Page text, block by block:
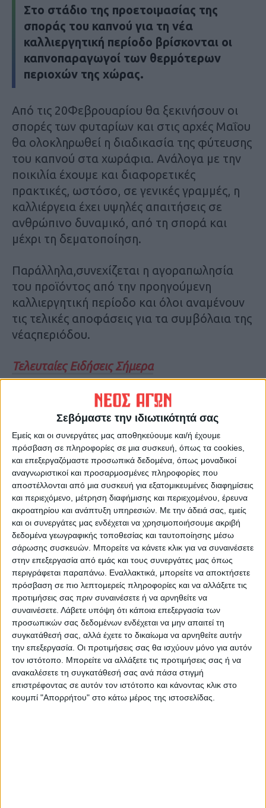
Σεβόμαστε την ιδιωτικότητά σας
Εμείς και οι συνεργάτες μας αποθηκεύουμε και/ή έχουμε
πρόσβαση σε πληροφορίες σε μια συσκευή, όπως τα cookies,
και επεξεργαζόμαστε προσωπικά δεδομένα, όπως μοναδικοί
αναγνωριστικοί και προσαρμοσμένες πληροφορίες που
αποστέλλονται από μια συσκευή για εξατομικευμένες διαφημίσεις
και περιεχόμενο, μέτρηση διαφήμισης και περιεχομένου, έρευνα
ακροατηρίου και ανάπτυξη υπηρεσιών. Με την άδειά σας, εμείς
και οι συνεργάτες μας ενδέχεται να χρησιμοποιήσουμε ακριβή
δεδομένα γεωγραφικής τοποθεσίας και ταυτοποίησης μέσω
σάρωσης συσκευών. Μπορείτε να κάνετε κλικ για να συναινέσετε
στην επεξεργασία από εμάς και τους συνεργάτες μας όπως
περιγράφεται παραπάνω. Εναλλακτικά, μπορείτε να αποκτήσετε
πρόσβαση σε πιο λεπτομερείς πληροφορίες και να αλλάξετε τις
προτιμήσεις σας πριν συναινέσετε ή να αρνηθείτε να
συναινέσετε. Λάβετε υπόψη ότι κάποια επεξεργασία των
προσωπικών σας δεδομένων ενδέχεται να μην απαιτεί τη
συγκατάθεσή σας, αλλά έχετε το δικαίωμα να αρνηθείτε αυτήν
την επεξεργασία. Οι προτιμήσεις σας θα ισχύουν μόνο για αυτόν
τον ιστότοπο. Μπορείτε να αλλάξετε τις προτιμήσεις σας ή να
ανακαλέσετε τη συγκατάθεσή σας ανά πάσα στιγμή
επιστρέφοντας σε αυτόν τον ιστότοπο και κάνοντας κλικ στο
κουμπί "Απορρήτου" στο κάτω μέρος της ιστοσελίδας.
Στο στάδιο της προετοιμασίας της
σποράς του καπνού για τη νέα
καλλιεργητική περίοδο βρίσκονται οι
καπνοπαραγωγοί των θερμότερων
περιοχών της χώρας.
Από τις 20Φεβρουαρίου θα ξεκινήσουν οι
σπορές των φυταρίων και στις αρχές Μαΐου
θα ολοκληρωθεί η διαδικασία της φύτευσης
του καπνού στα χωράφια. Ανάλογα με την
ποικιλία έχουμε και διαφορετικές
πρακτικές, ωστόσο, σε γενικές γραμμές, η
καλλιέργεια έχει υψηλές απαιτήσεις σε
ανθρώπινο δυναμικό, από τη σπορά και
μέχρι τη δεματοποίηση.
Παράλληλα,συνεχίζεται η αγοραπωλησία
του προϊόντος από την προηγούμενη
καλλιεργητική περίοδο και όλοι αναμένουν
τις τελικές αποφάσεις για τα συμβόλαια της
νέαςπεριόδου.
Τελευταίες Ειδήσεις Σήμερα
Ακολούθησε την εφημερίδα ΝΕΟΣ
ΑΓΩΝ στο Google News!
Όλες οι εξελίξεις στην περιοχή της
Καρδίτσας και ευρύτερα της Θεσσαλίας
ΠΡΟΗΓΟΥΜΕΝΟ ΑΡΘΡΟ
Αγρότες: Έφτασαν στην
Αθήνα τα πρώτα τρακτέρ -
Το απόγευμα η συγκέντρωση
στο Σύνταγμα
ΕΠΟΜΕΝΟ ΑΡΘΡΟ
Στην Αθήνα μπήκαν τα
τρακτέρ (φωτό -βιντεο)
ΝΕΟΣ ΑΓΩΝ
https://neosagon.gr
Η Αρχαιότερη Καθημερινή Πρωινή Εφημερίδα της Καρδίτσας